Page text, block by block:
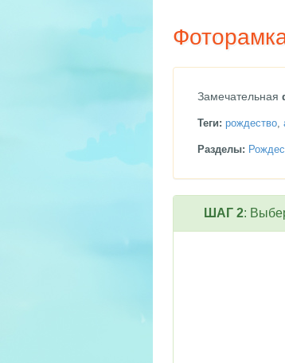
Замечательная
Теги: рождество,
Разделы:
ШАГ 2: